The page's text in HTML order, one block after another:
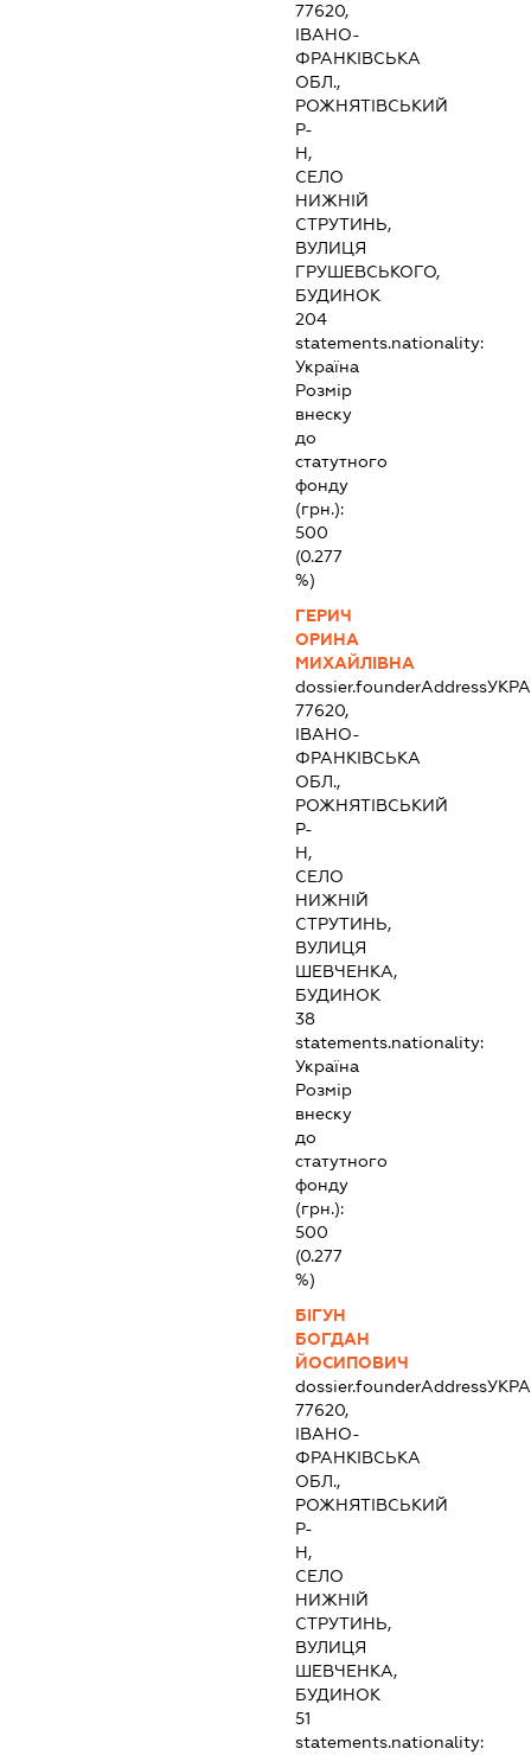
77620,
ІВАНО-
ФРАНКІВСЬКА
ОБЛ.,
РОЖНЯТІВСЬКИЙ
Р-
Н,
СЕЛО
НИЖНІЙ
СТРУТИНЬ,
ВУЛИЦЯ
ГРУШЕВСЬКОГО,
БУДИНОК
204
statements.nationality:
Україна
Розмір
внеску
до
статутного
фонду
(грн.):
500
(0.277
%)
ГЕРИЧ
ОРИНА
МИХАЙЛІВНА
dossier.founderAddress
77620,
ІВАНО-
ФРАНКІВСЬКА
ОБЛ.,
РОЖНЯТІВСЬКИЙ
Р-
Н,
СЕЛО
НИЖНІЙ
СТРУТИНЬ,
ВУЛИЦЯ
ШЕВЧЕНКА,
БУДИНОК
38
statements.nationality:
Україна
Розмір
внеску
до
статутного
фонду
(грн.):
500
(0.277
%)
БІГУН
БОГДАН
ЙОСИПОВИЧ
dossier.founderAddress
77620,
ІВАНО-
ФРАНКІВСЬКА
ОБЛ.,
РОЖНЯТІВСЬКИЙ
Р-
Н,
СЕЛО
НИЖНІЙ
СТРУТИНЬ,
ВУЛИЦЯ
ШЕВЧЕНКА,
БУДИНОК
51
statements.nationality: